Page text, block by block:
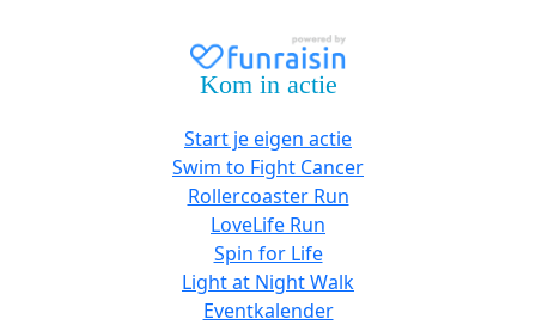
Kom in actie
Start je eigen actie
Swim to Fight Cancer
Rollercoaster Run
LoveLife Run
Spin for Life
Light at Night Walk
Eventkalender